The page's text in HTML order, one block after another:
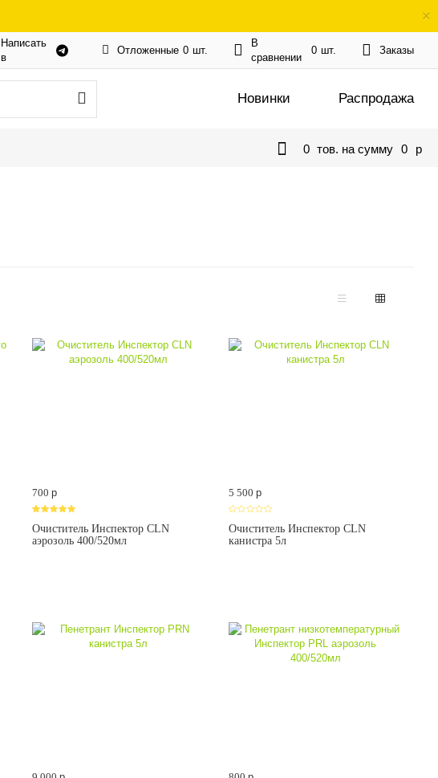
Написать
в
Отложенные 0 шт.
В
сравнении
0 шт. Заказы
Новинки Распродажа
0 тов. на сумму 0 p
700 p
Очиститель Инспектор CLN
аэрозоль 400/520мл
5 500p
Очиститель Инспектор CLN
канистра 5л